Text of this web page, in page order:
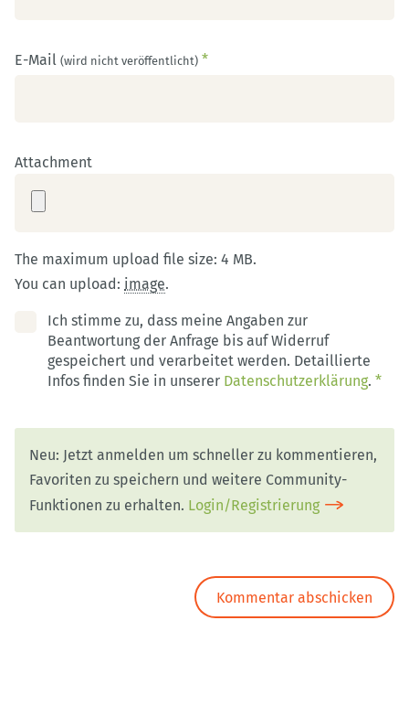
E-Mail (wird nicht veröffentlicht) *
Ich stimme zu, dass meine Angaben zur
Beantwortung der Anfrage bis auf Widerruf
gespeichert und verarbeitet werden. Detaillierte
Infos finden Sie in unserer Datenschutzerklärung. *
Attachment
The maximum upload file size: 4 MB.
You can upload: image.
Neu: Jetzt anmelden um schneller zu kommentieren,
Favoriten zu speichern und weitere Community-
Funktionen zu erhalten. Login/Registrierung